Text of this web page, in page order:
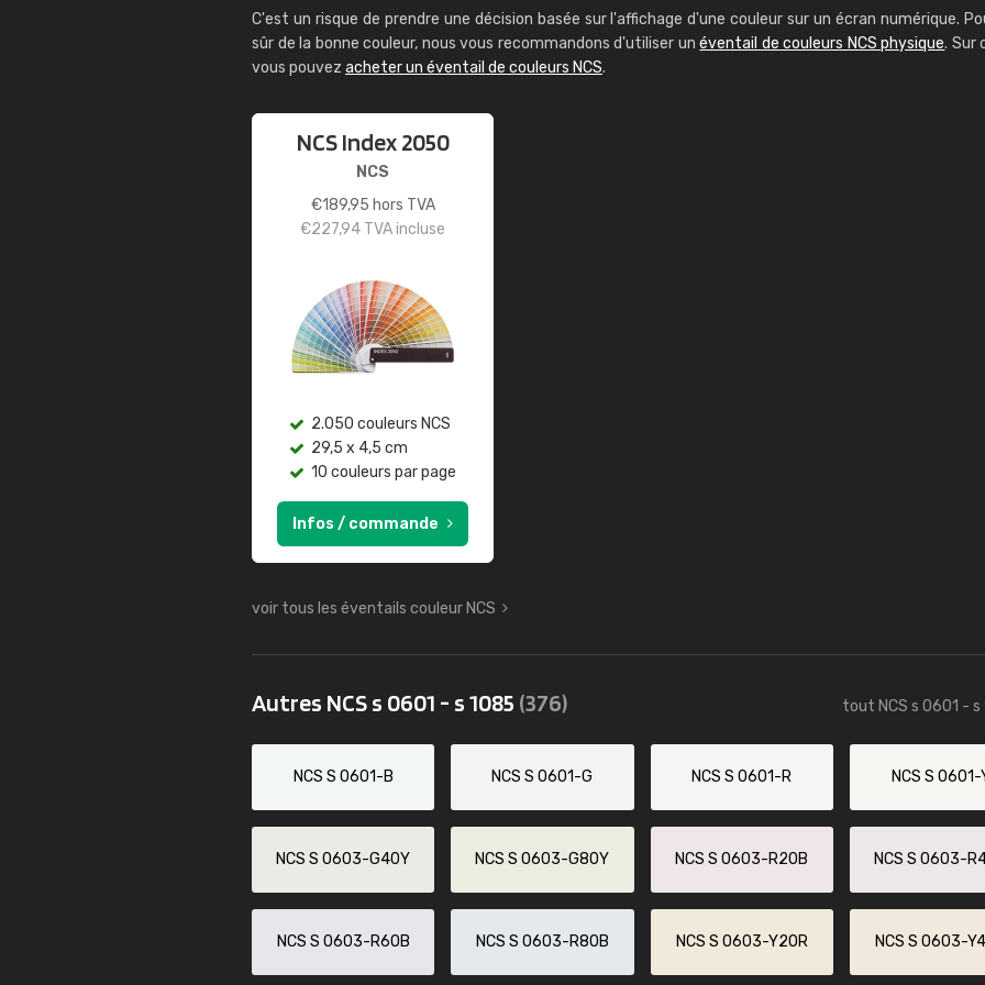
C'est un risque de prendre une décision basée sur l'affichage d'une couleur sur un écran numérique.
sûr de la bonne couleur, nous vous recommandons d'utiliser unéventail de couleurs NCS physique. Sur
vous pouvez acheter un éventail de couleurs NCS.
NCS Index 2050
NCS
€189,95 hors TVA
€227,94 TVA incluse
2.050 couleurs NCS
29,5 x 4,5 cm
10 couleurs par page
Infos / commande
voir tous les éventails couleur NCS
Autres NCS s 0601 - s 1085 (376) tout NCS s 0601 - s
NCS S 0601-B NCS S 0601-G NCS S 0601-R NCS S 0601-
NCS S 0603-G40Y NCS S 0603-G80Y NCS S 0603-R20B NCS S 0603-
NCS S 0603-R60B NCS S 0603-R80B NCS S 0603-Y20R NCS S 0603-